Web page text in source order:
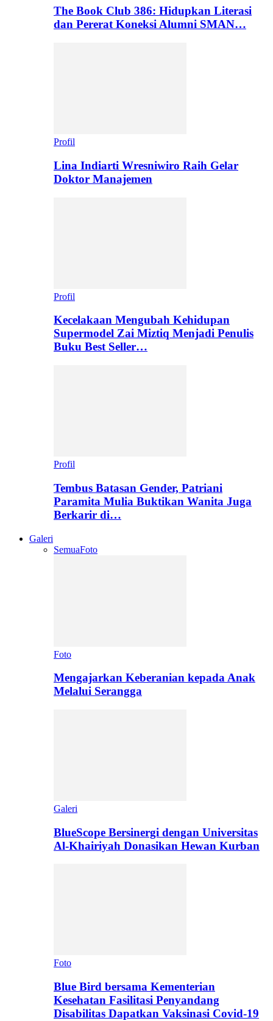
The Book Club 386: Hidupkan Literasi
dan Pererat Koneksi Alumni SMAN…
Profil
Lina Indiarti Wresniwiro Raih Gelar
Doktor Manajemen
Profil
Kecelakaan Mengubah Kehidupan
Supermodel Zai Miztiq Menjadi Penulis
Buku Best Seller…
Profil
Tembus Batasan Gender, Patriani
Paramita Mulia Buktikan Wanita Juga
Berkarir di…
Galeri
SemuaFoto
Foto
Mengajarkan Keberanian kepada Anak
Melalui Serangga
Galeri
BlueScope Bersinergi dengan Universitas
Al-Khairiyah Donasikan Hewan Kurban
Foto
Blue Bird bersama Kementerian
Kesehatan Fasilitasi Penyandang
Disabilitas Dapatkan Vaksinasi Covid-19